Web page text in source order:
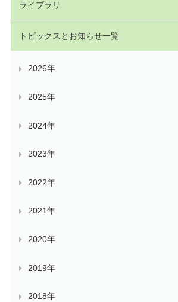
ライブラリ
トピックスとお知らせ一覧
2026年
2025年
2024年
2023年
2022年
2021年
2020年
2019年
2018年